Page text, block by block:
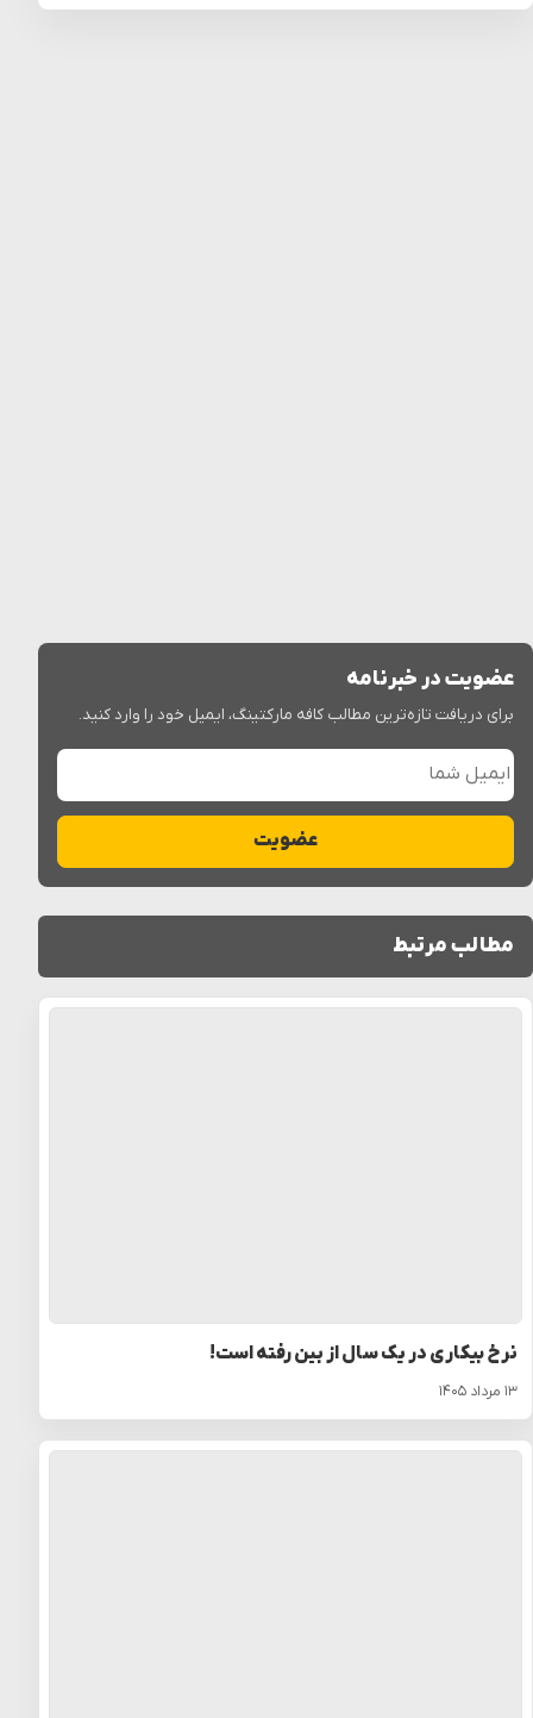
عضویت در خبرنامه
برای دریافت تازه‌ترین مطالب کافه مارکتینگ، ایمیل خود را وارد کنید.
ایمیل شما
عضویت
مطالب مرتبط
نرخ بیکاری در یک سال از بین رفته است!
۱۳ مرداد ۱۴۰۵